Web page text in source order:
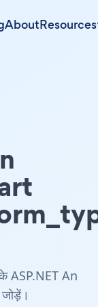
AboutResources
के ASP.NET An